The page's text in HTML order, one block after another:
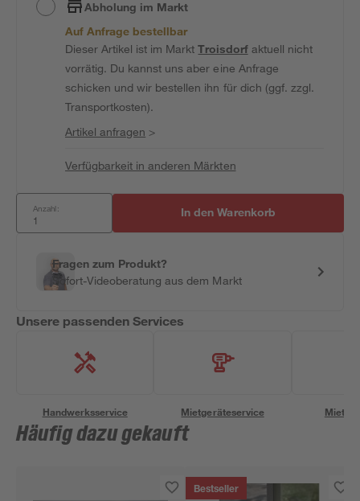
Abholung im Markt
Auf Anfrage bestellbar
Dieser Artikel ist im MarktTroisdorfaktuell nicht
vorrätig. Du kannst uns aber eine Anfrage
schicken und wir bestellen ihn für dich (ggf. zzgl.
Transportkosten).
Artikel anfragen >
Verfügbarkeit in anderen Märkten
Anzahl: In den Warenkorb
Fragen zum Produkt?
Sofort-Videoberatung aus dem Markt
Unsere passenden Services
Handwerksservice Mietgeräteservice
Häufig dazu gekauft
Bestseller